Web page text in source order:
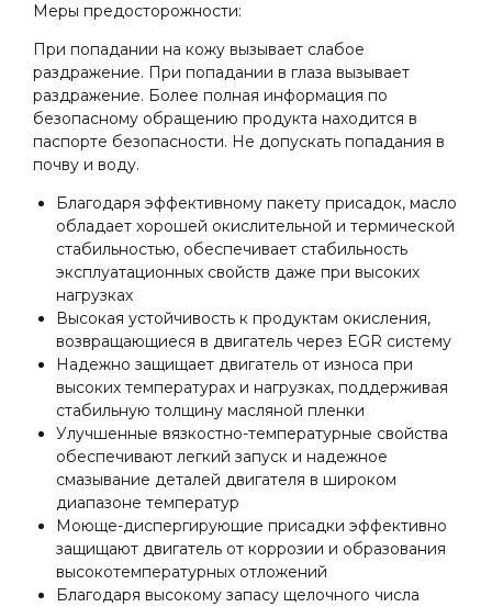
Меры предосторожности:
При попадании на кожу вызывает слабое
раздражение. При попадании в глаза вызывает
раздражение. Более полная информация по
безопасному обращению продукта находится в
паспорте безопасности. Не допускать попадания в
почву и воду.
Благодаря эффективному пакету присадок, масло
обладает хорошей окислительной и термической
стабильностью, обеспечивает стабильность
эксплуатационных свойств даже при высоких
нагрузках
Высокая устойчивость к продуктам окисления,
возвращающиеся в двигатель через EGR систему
Надежно защищает двигатель от износа при
высоких температурах и нагрузках, поддерживая
стабильную толщину масляной пленки
Улучшенные вязкостно-температурные свойства
обеспечивают легкий запуск и надежное
смазывание деталей двигателя в широком
диапазоне температур
Моюще-диспергирующие присадки эффективно
защищают двигатель от коррозии и образования
высокотемпературных отложений
Благодаря высокому запасу щелочного числа